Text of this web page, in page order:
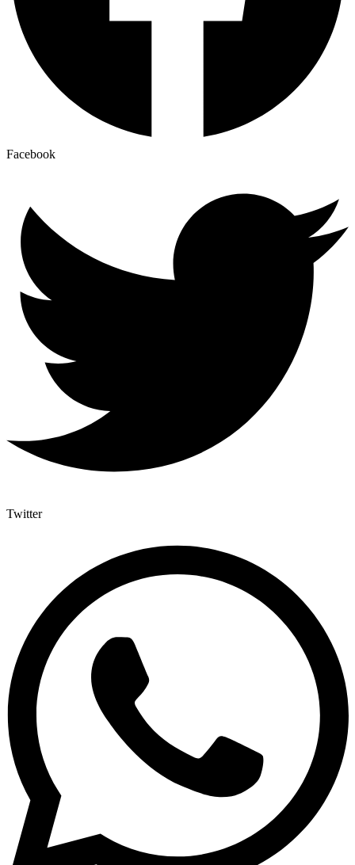
Facebook
Twitter